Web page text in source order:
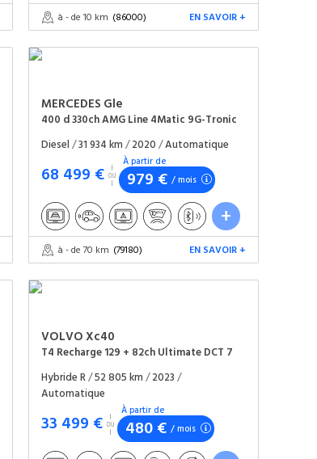
à - de 10 km (86000) EN SAVOIR +
MERCEDES Gle
400 d 330ch AMG Line 4Matic 9G-Tronic
Diesel/31 934 km/2020/Automatique
68 499 €
À partir de
979 € / mois
à - de 70 km (79180) EN SAVOIR +
VOLVOXc40
T4 Recharge 129 + 82ch Ultimate DCT 7
Hybride R/52 805 km/2023/
Automatique
33 499 €
À partir de
480 € / mois